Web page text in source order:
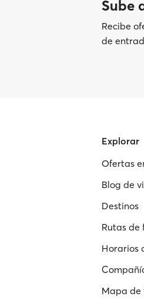
Sube
Recibe
de
Explorar
Ofertas
Blog de
Destinos
Rutas de
Horarios
Mapa de